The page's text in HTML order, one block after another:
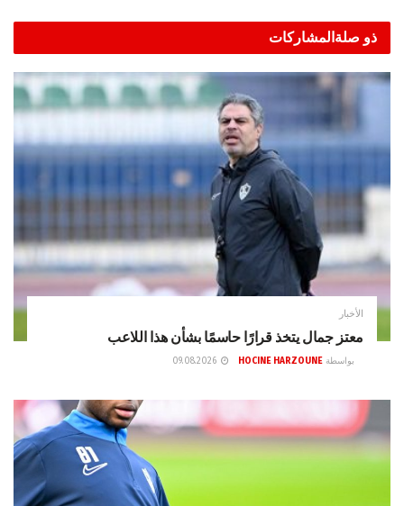
ذو صلة المشاركات
الأخبار
معتز جمال يتخذ قرارًا حاسمًا بشأن هذا اللاعب
بواسطة HOCINE HARZOUNE